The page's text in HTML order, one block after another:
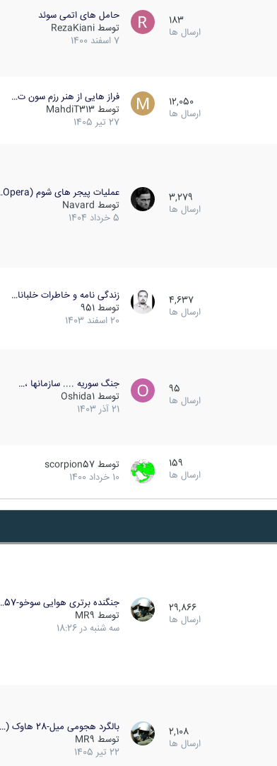
183
ارسال ها
حامل های اتمی سوئد
توسط RezaKiani
7 اسفند 1400
12,050
ارسال ها
فراز هایی از هنر رزم سون ت…
توسط MahdiT313
27 تیر 1405
3,279
ارسال ها
عملیات پیجر های شوم (Opera…
توسط Navard
5 خرداد 1404
4,637
ارسال ها
زندگی نامه و خاطرات خلبانا…
توسط 951
20 اسفند 1403
95
ارسال ها
جنگ سوریه .... سازمانها ،…
توسط Oshida1
21 آذر 1403
159
ارسال ها
توسط scorpion57
10 خرداد 1400
29,866
ارسال ها
جنگنده برتری هوایی سوخو-57…
توسط MR9
سه شنبه در 18:26
2,108
ارسال ها
بالگرد هجومی میل-28 هاوک (…
توسط MR9
22 تیر 1405